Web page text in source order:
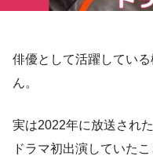
俳優として活躍してい
ん。
実は2022年に放送され
ドラマ初出演していた